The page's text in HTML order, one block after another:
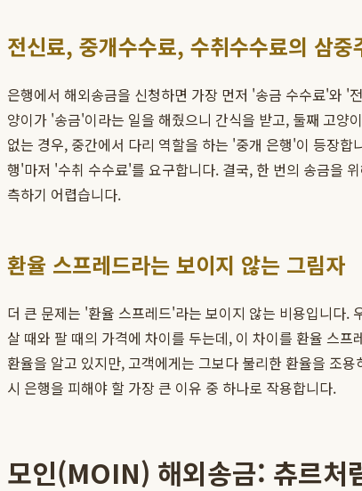
전신료, 중개수수료, 수취수수료의 삼중
은행에서 해외송금을 신청하면 가장 먼저 '송금 수수료'와 '
양이가 '송금'이라는 일을 해줬으니 간식을 받고, 둘째 고양
없는 경우, 중간에서 다리 역할을 하는 '중개 은행'이 등장
행'마저 '수취 수수료'를 요구합니다. 결국, 한 번의 송금을
측하기 어렵습니다.
환율 스프레드라는 보이지 않는 그림자
더 큰 문제는 '환율 스프레드'라는 보이지 않는 비용입니다.
살 때와 팔 때의 가격에 차이를 두는데, 이 차이를 환율 스
환율을 알고 있지만, 고객에게는 그보다 불리한 환율을 조
시 은행을 피해야 할 가장 큰 이유 중 하나로 작용합니다.
모인(MOIN) 해외송금: 츄르처